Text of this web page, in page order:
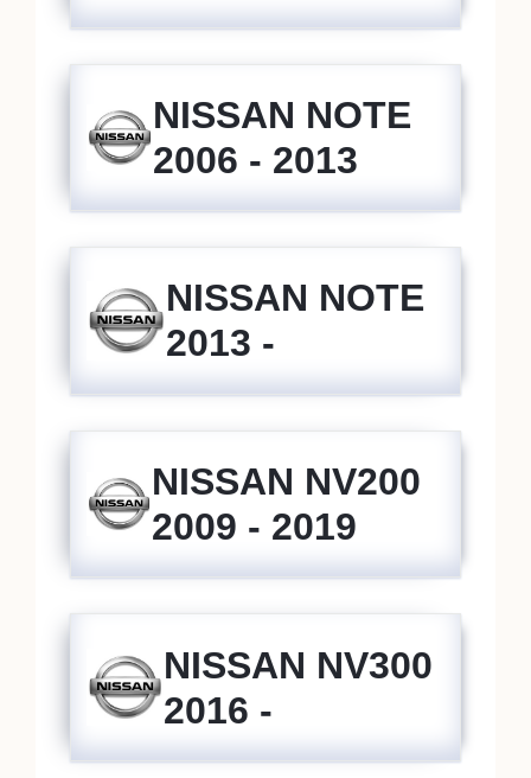
NISSAN NOTE
2006 - 2013
NISSAN NOTE
2013 -
NISSAN NV200
2009 - 2019
NISSAN NV300
2016 -